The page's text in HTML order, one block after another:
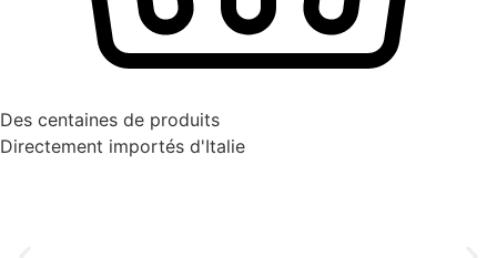
Des centaines de produits
Directement importés d'Italie